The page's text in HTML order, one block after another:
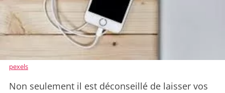
pexels
Non seulement il est déconseillé de laisser vos